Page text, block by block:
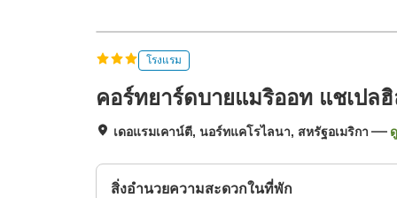
โรงแรม
คอร์ทยาร์ดบายแมริออท แชเปล
เดอแรมเคาน์ตี, นอร์ทแคโรไลนา, สหรัฐอเมริกา
สิ่งอำนวยความสะดวกในที่พัก